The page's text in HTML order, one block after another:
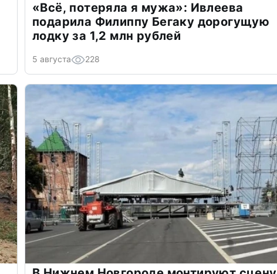
«Всё, потеряла я мужа»: Ивлеева
подарила Филиппу Бегаку дорогущую
лодку за 1,2 млн рублей
5 августа 228